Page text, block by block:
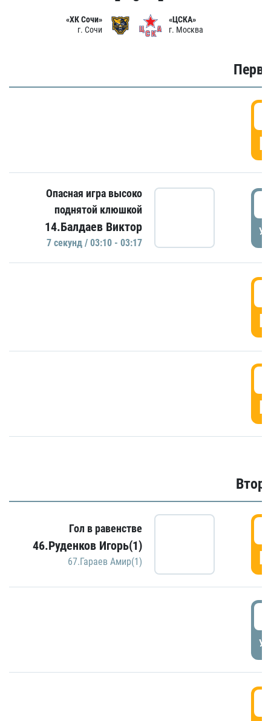
«ХК Сочи»
г. Сочи
«ЦСКА»
г. Москва
Опасная игра высоко
поднятой клюшкой
14.Балдаев Виктор
7 секунд / 03:10 - 03:17
Гол в равенстве
46.Руденков Игорь(1)
67.Гараев Амир(1)